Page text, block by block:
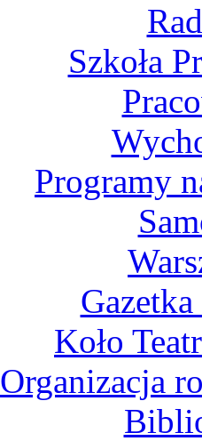
Szkoła
Programy
Koło
Organizacja